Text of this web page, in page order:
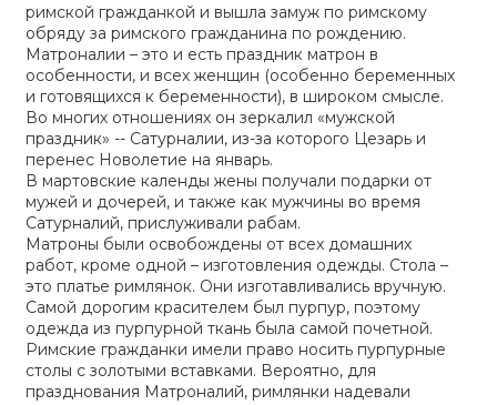
римской гражданкой и вышла замуж по римскому
обряду за римского гражданина по рождению.
Матроналии – это и есть праздник матрон в
особенности, и всех женщин (особенно беременных
и готовящихся к беременности), в широком смысле.
Во многих отношениях он зеркалил «мужской
праздник» -- Сатурналии, из-за которого Цезарь и
перенес Новолетие на январь.
В мартовские календы жены получали подарки от
мужей и дочерей, и также как мужчины во время
Сатурналий, прислуживали рабам.
Матроны были освобождены от всех домашних
работ, кроме одной – изготовления одежды. Стола –
это платье римлянок. Они изготавливались вручную.
Самой дорогим красителем был пурпур, поэтому
одежда из пурпурной ткань была самой почетной.
Римские гражданки имели право носить пурпурные
столы с золотыми вставками. Вероятно, для
празднования Матроналий, римлянки надевали